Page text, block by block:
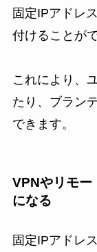
固定IPアドレ
付けることが
これにより、
たり、ブラン
できます。
VPNやリモー
になる
固定IPアドレ